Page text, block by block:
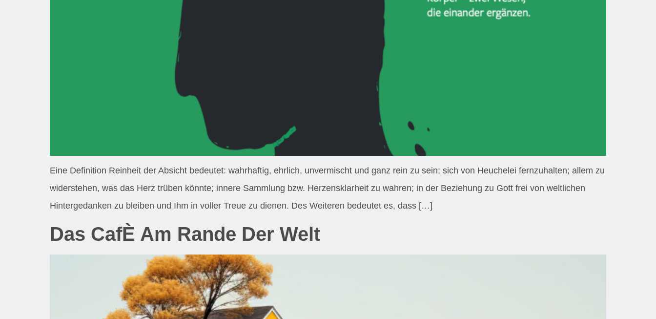
Eine Definition Reinheit der Absicht bedeutet: wahrhaftig, ehrlich, unvermischt und ganz rein zu sein; sich von Heuchelei fernzuhalten; allem zu
widerstehen, was das Herz trüben könnte; innere Sammlung bzw. Herzensklarheit zu wahren; in der Beziehung zu Gott frei von weltlichen
Hintergedanken zu bleiben und Ihm in voller Treue zu dienen. Des Weiteren bedeutet es, dass […]
Das CafÈ Am Rande Der Welt